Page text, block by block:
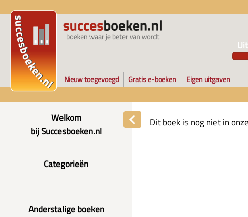
Nieuw toegevoegd Gratis e-boeken Eigen uitgaven
Welkom
bij Succesboeken.nl
Categorieën
Anderstalige boeken
Dit boek is nog niet in